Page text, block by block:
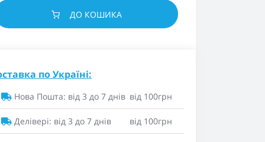
ДО КОШИКА
по Україні:
Нова Пошта: від 3 до 7 днів від 100грн
Делівері: від 3 до 7 днів від 100грн